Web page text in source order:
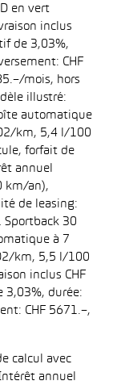
en vert
inclus
de 3,03%,
CHF
mois, hors
illustré:
automatique
km, 5,4 l/100
forfait de
annuel
km/an),
de leasing:
Sportback 30
à 7
km, 5,5 l/100
inclus CHF
3,03%, durée:
CHF 5671.–,
calcul avec
annuel